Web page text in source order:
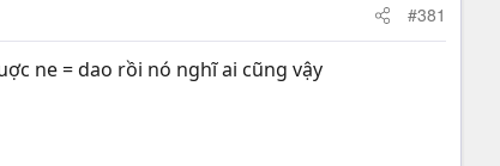
#381
ne = dao rồi nó nghĩ ai cũng vậy